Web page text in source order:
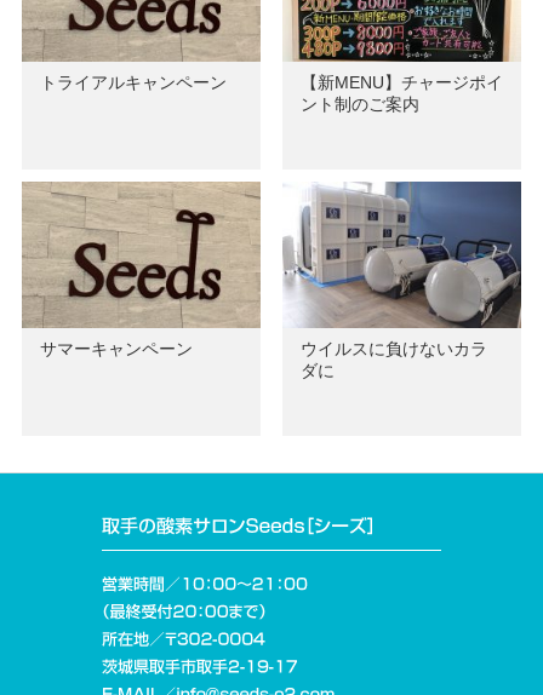
トライアルキャンペーン
【新MENU】チャージポイ
ント制のご案内
サマーキャンペーン
ウイルスに負けないカラ
ダに